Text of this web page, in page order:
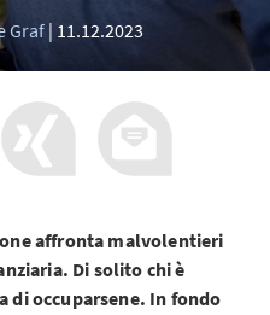
Graf 11.12.2023
affronta malvolentieri
Di solito chi è
di occuparsene. In fondo